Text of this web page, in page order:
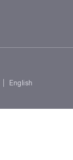
English